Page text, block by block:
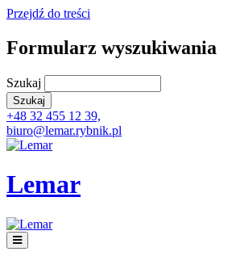
Przejdź do treści
Formularz wyszukiwania
Szukaj
+48 32 455 12 39,
biuro@lemar.rybnik.pl
Lemar